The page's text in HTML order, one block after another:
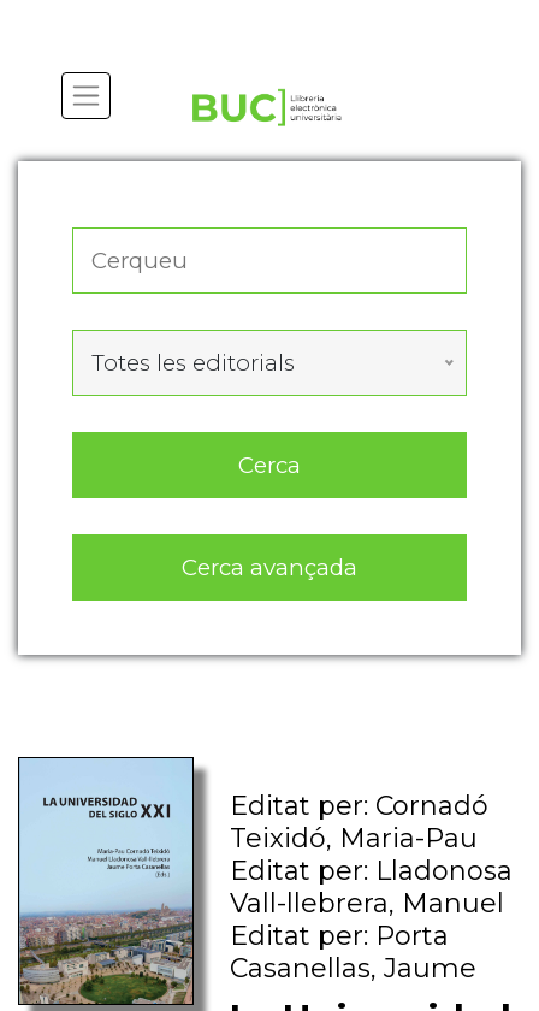
Totes les editorials
Cerca
Cerca avançada
Editat per: Cornadó
Teixidó, Maria-Pau
Editat per: Lladonosa
Vall-llebrera, Manuel
Editat per: Porta
Casanellas, Jaume